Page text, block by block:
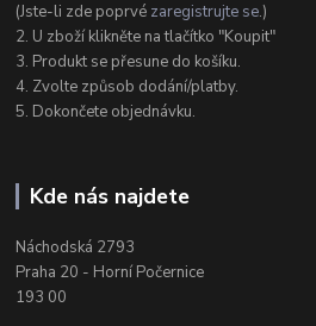
(Jste-li zde poprvé zaregistrujte se.)
2. U zboží klikněte na tlačítko "Koupit"
3. Produkt se přesune do košíku.
4. Zvolte způsob dodání/platby.
5. Dokončete objednávku.
Kde nás najdete
Náchodská 2793
Praha 20 - Horní Počernice
193 00